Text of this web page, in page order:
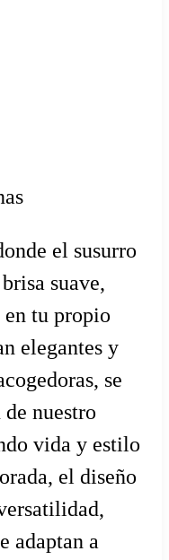
el susurro
suave,
tu propio
elegantes y
se
nuestro
vida y estilo
el diseño
adaptan a